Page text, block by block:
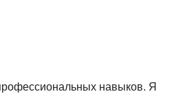
навыков. Я